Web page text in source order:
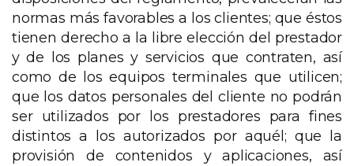
normas más favorables a los clientes; que éstos
tienen derecho a la libre elección del prestador
y de los planes y servicios que contraten, así
como de los equipos terminales que utilicen;
que los datos personales del cliente no podrán
ser utilizados por los prestadores para fines
distintos a los autorizados por aquél; que la
provisión de contenidos y aplicaciones, así